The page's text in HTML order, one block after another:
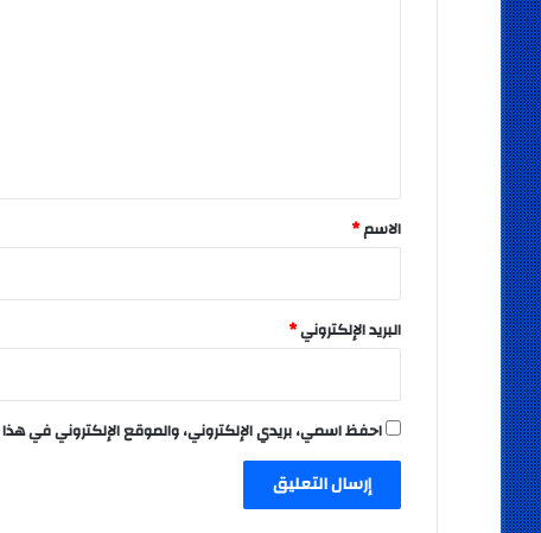
*
الاسم*
البريد الإلكتروني*
احفظ اسمي، بريدي الإلكتروني، والموقع الإلكتروني في